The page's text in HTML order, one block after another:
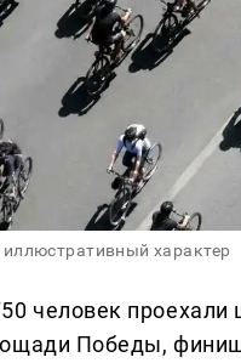
характер
человек проехали
Победы,